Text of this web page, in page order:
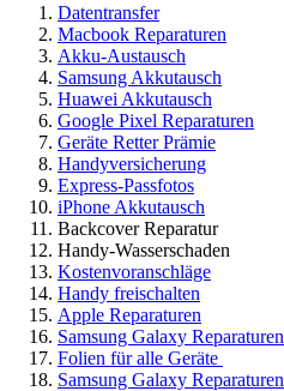
Datentransfer
Macbook Reparaturen
Akku-Austausch
Samsung Akkutausch
Huawei Akkutausch
Google Pixel Reparaturen
Geräte Retter Prämie
Handyversicherung
Express-Passfotos
iPhone Akkutausch
Backcover Reparatur
Handy-Wasserschaden
Kostenvoranschläge
Handy freischalten
Apple Reparaturen
Samsung Galaxy Reparaturen
Folien für alle Geräte
Samsung Galaxy Reparaturen